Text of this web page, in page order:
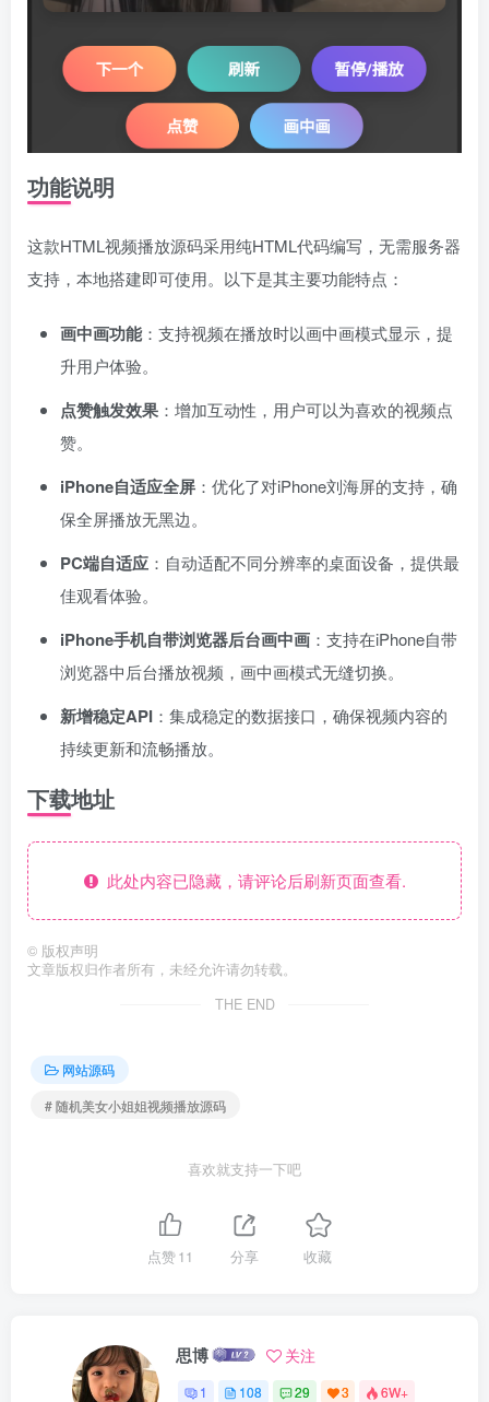
功能说明
这款HTML视频播放源码采用纯HTML代码编写，无需服务器
支持，本地搭建即可使用。以下是其主要功能特点：
画中画功能：支持视频在播放时以画中画模式显示，提
升用户体验。
点赞触发效果 ：增加互动性，用户可以为喜欢的视频点
赞。
iPhone自适应全屏 ：优化了对iPhone刘海屏的支持，确
保全屏播放无黑边。
PC端自适应 ：自动适配不同分辨率的桌面设备，提供最
佳观看体验。
iPhone手机自带浏览器后台画中画 ：支持在iPhone自带
浏览器中后台播放视频，画中画模式无缝切换。
新增稳定API ：集成稳定的数据接口，确保视频内容的
持续更新和流畅播放。
下载地址
此处内容已隐藏，请评论后刷新页面查看.
© 版权声明
文章版权归作者所有，未经允许请勿转载。
THE END
网站源码
# 随机美女小姐姐视频播放源码
喜欢就支持一下吧
点赞11 分享 收藏
思博 关注
1 108 29 3 6W+